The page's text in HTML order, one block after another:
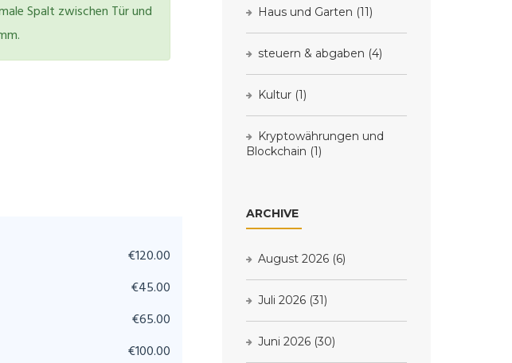
Spalt zwischen Tür und
€120.00
€45.00
€65.00
€100.00
Haus und Garten (11)
steuern & abgaben (4)
Kultur (1)
Kryptowährungen und
Blockchain (1)
ARCHIVE
August 2026 (6)
Juli 2026 (31)
Juni 2026 (30)